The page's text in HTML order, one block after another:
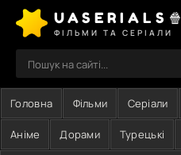
UASERIALS🍿
ФІЛЬМИ ТА СЕРІАЛИ
Головна Фільми Серіали
Аніме Дорами Турецькі